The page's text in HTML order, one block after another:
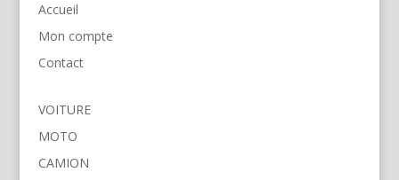
Accueil
Mon compte
Contact
VOITURE
MOTO
CAMION